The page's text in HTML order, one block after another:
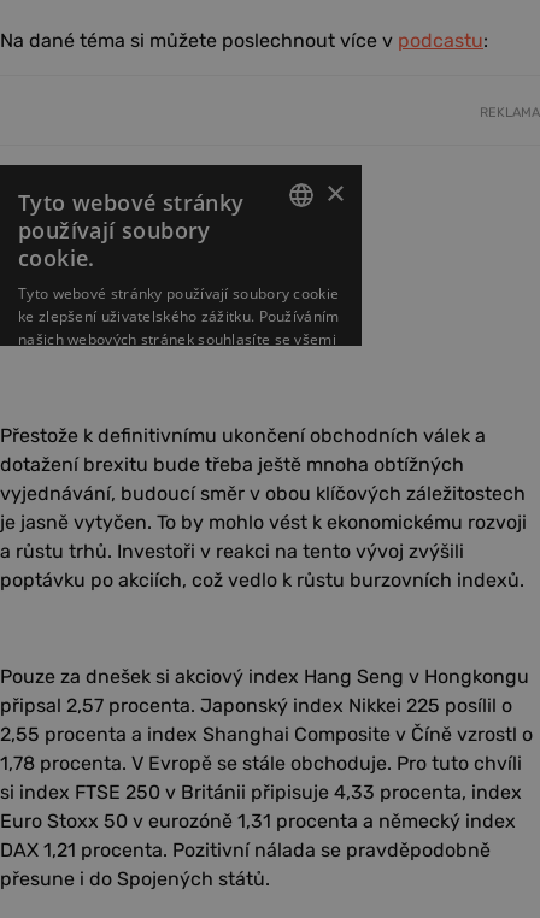
Na dané téma si můžete poslechnout více v podcastu:
REKLAMA
Přestože k definitivnímu ukončení obchodních válek a
dotažení brexitu bude třeba ještě mnoha obtížných
vyjednávání, budoucí směr v obou klíčových záležitostech
je jasně vytyčen. To by mohlo vést k ekonomickému rozvoji
a růstu trhů. Investoři v reakci na tento vývoj zvýšili
poptávku po akciích, což vedlo k růstu burzovních indexů.
Pouze za dnešek si akciový index Hang Seng v Hongkongu
připsal 2,57 procenta. Japonský index Nikkei 225 posílil o
2,55 procenta a index Shanghai Composite v Číně vzrostl o
1,78 procenta. V Evropě se stále obchoduje. Pro tuto chvíli
si index FTSE 250 v Británii připisuje 4,33 procenta, index
Euro Stoxx 50 v eurozóně 1,31 procenta a německý index
DAX 1,21 procenta. Pozitivní nálada se pravděpodobně
přesune i do Spojených států.